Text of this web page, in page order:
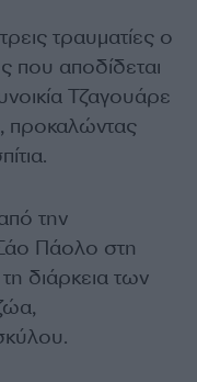
τραυματίες ο
που αποδίδεται
Τζαγουάρε
, προκαλώντας
την
Πάολο στη
διάρκεια των